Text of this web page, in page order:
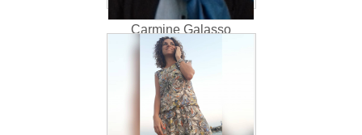
Carmine Galasso